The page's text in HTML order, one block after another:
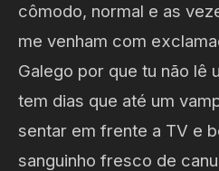
cômodo, normal e as
me venham com
Galego por que tu não lê
tem dias que até um
sentar em frente a TV e
sanguinho fresco de